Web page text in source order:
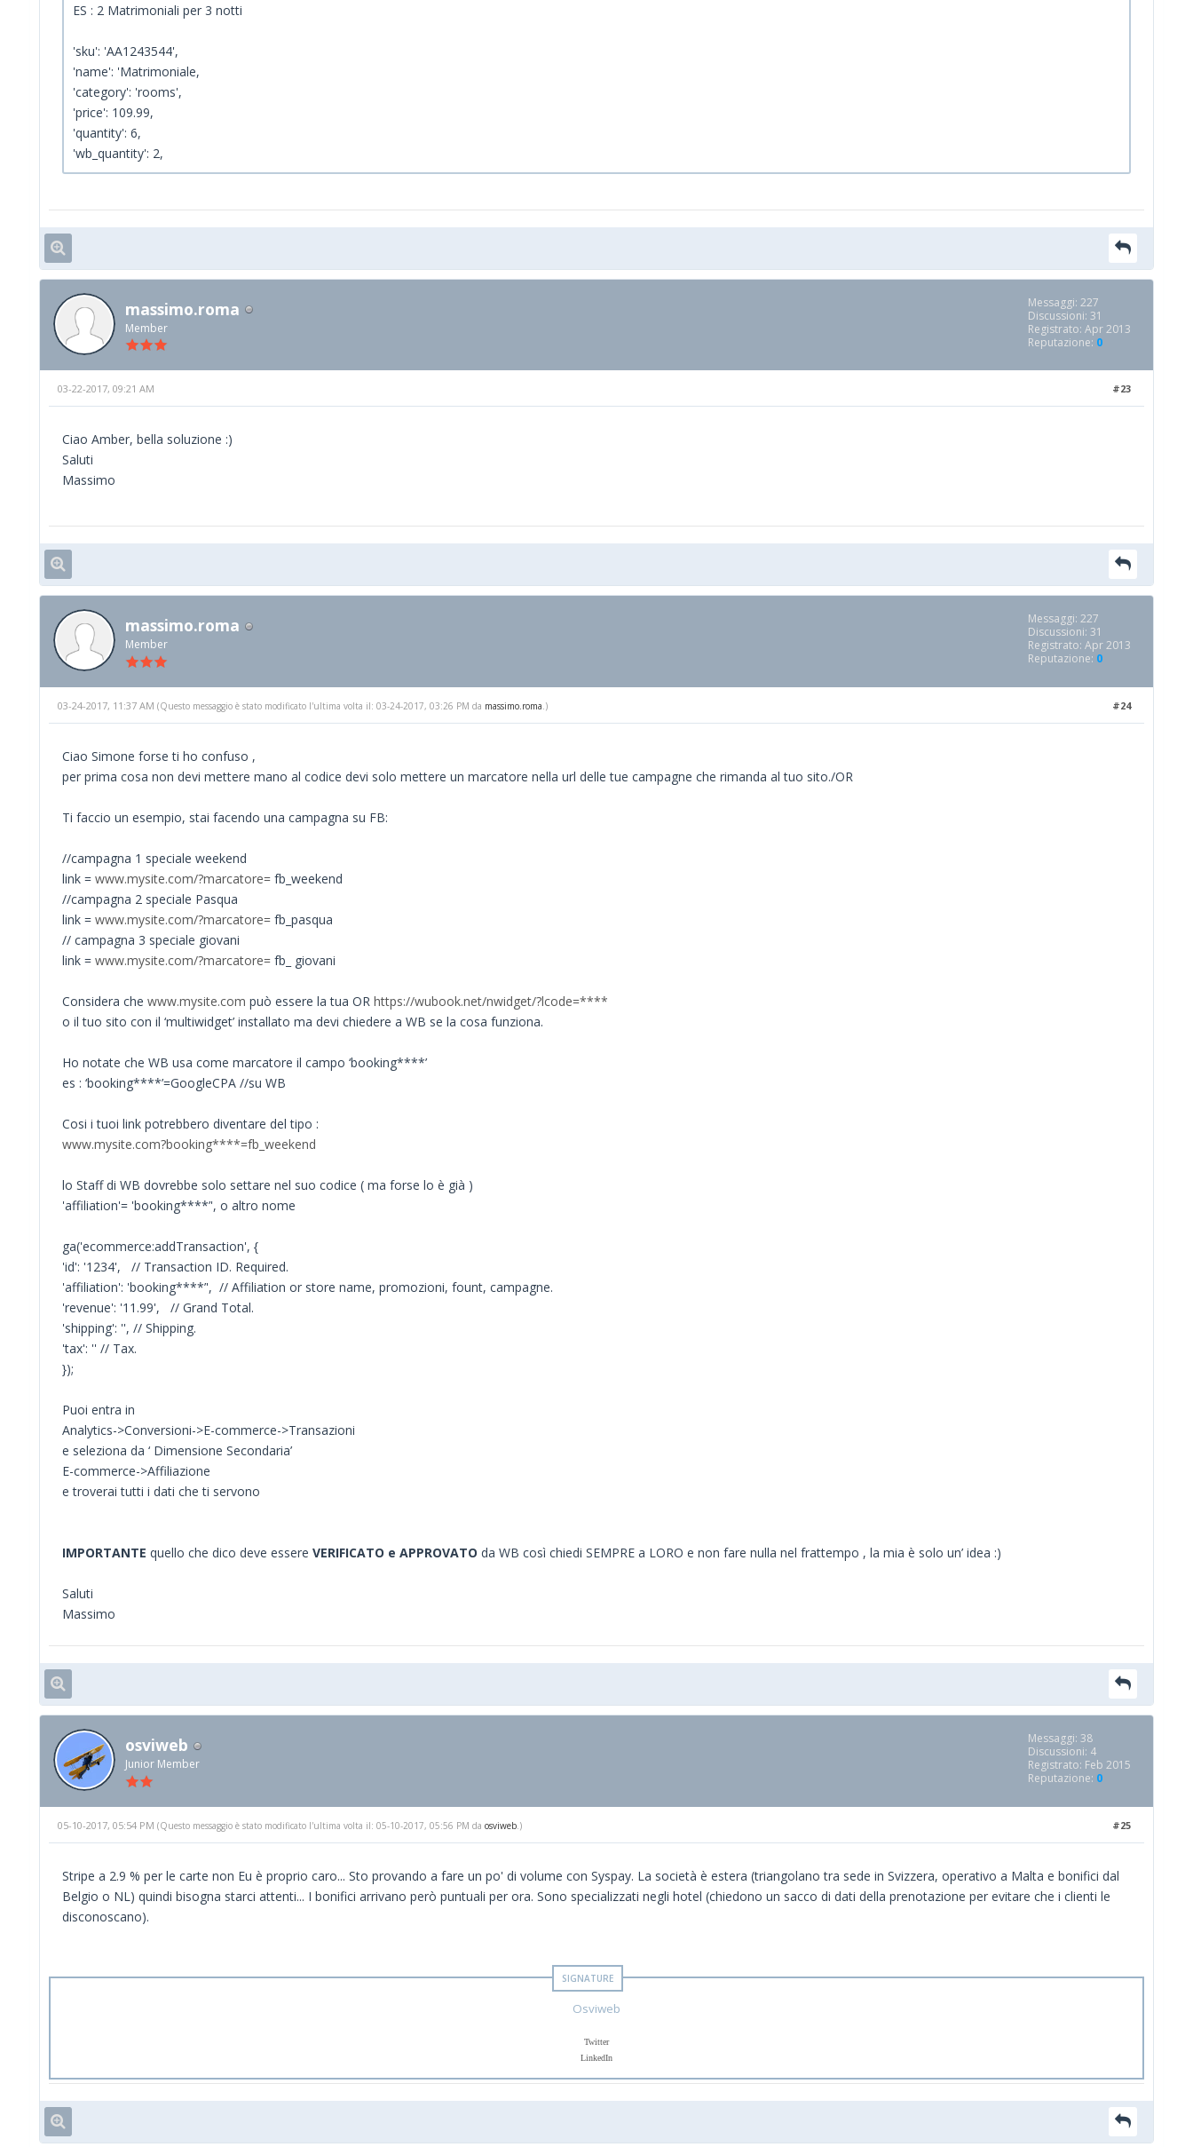
ES : 2 Matrimoniali per 3 notti
'sku': 'AA1243544',
'name': 'Matrimoniale,
'category': 'rooms',
'price': 109.99,
'quantity': 6,
'wb_quantity': 2,
massimo.roma
Member
Messaggi: 227
Discussioni: 31
Registrato: Apr 2013
Reputazione: 0
#23
03-22-2017, 09:21 AM
Ciao Amber, bella soluzione :)
Saluti
Massimo
massimo.roma
Member
Messaggi: 227
Discussioni: 31
Registrato: Apr 2013
Reputazione: 0
#24
03-24-2017, 11:37 AM (Questo messaggio è stato modificato l'ultima volta il: 03-24-2017, 03:26 PM da massimo.roma.)
Ciao Simone forse ti ho confuso ,
per prima cosa non devi mettere mano al codice devi solo mettere un marcatore nella url delle tue campagne che rimanda al tuo sito./OR
Ti faccio un esempio, stai facendo una campagna su FB:
//campagna 1 speciale weekend
link = www.mysite.com/?marcatore= fb_weekend
//campagna 2 speciale Pasqua
link = www.mysite.com/?marcatore= fb_pasqua
// campagna 3 speciale giovani
link = www.mysite.com/?marcatore= fb_ giovani
Considera che www.mysite.com può essere la tua OR https://wubook.net/nwidget/?lcode=****
o il tuo sito con il ‘multiwidget’ installato ma devi chiedere a WB se la cosa funziona.
Ho notate che WB usa come marcatore il campo ‘booking****’
es : ‘booking****’=GoogleCPA //su WB
Cosi i tuoi link potrebbero diventare del tipo :
www.mysite.com?booking****=fb_weekend
lo Staff di WB dovrebbe solo settare nel suo codice ( ma forse lo è già )
'affiliation'= 'booking****’', o altro nome
ga('ecommerce:addTransaction', {
'id': '1234', // Transaction ID. Required.
'affiliation': 'booking****’', // Affiliation or store name, promozioni, fount, campagne.
'revenue': '11.99', // Grand Total.
'shipping': '', // Shipping.
'tax': '' // Tax.
});
Puoi entra in
Analytics->Conversioni->E-commerce->Transazioni
e seleziona da ‘ Dimensione Secondaria’
E-commerce->Affiliazione
e troverai tutti i dati che ti servono
IMPORTANTE quello che dico deve essere VERIFICATO e APPROVATO da WB così chiedi SEMPRE a LORO e non fare nulla nel frattempo , la mia è solo un’ idea :)
Saluti
Massimo
osviweb
Junior Member
Messaggi: 38
Discussioni: 4
Registrato: Feb 2015
Reputazione: 0
#25
05-10-2017, 05:54 PM (Questo messaggio è stato modificato l'ultima volta il: 05-10-2017, 05:56 PM da osviweb.)
Stripe a 2.9 % per le carte non Eu è proprio caro... Sto provando a fare un po' di volume con Syspay. La società è estera (triangolano tra sede in Svizzera, operativo a Malta e bonifici dal
Belgio o NL) quindi bisogna starci attenti... I bonifici arrivano però puntuali per ora. Sono specializzati negli hotel (chiedono un sacco di dati della prenotazione per evitare che i clienti le
disconoscano).
Osviweb
Twitter
LinkedIn